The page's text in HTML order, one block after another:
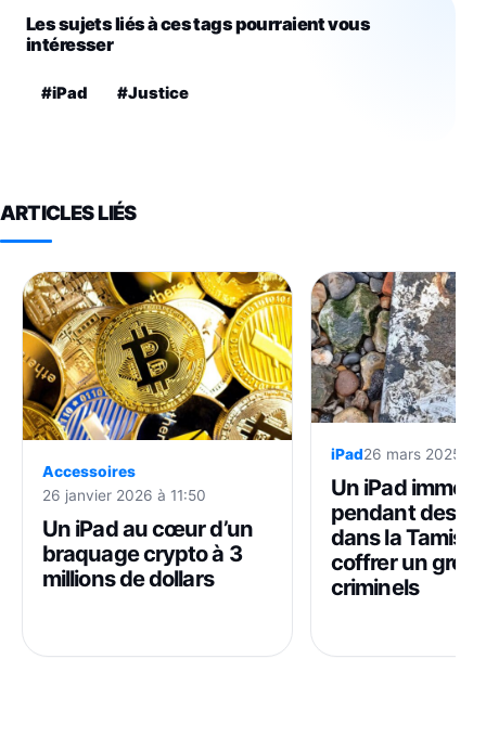
Les sujets liés à ces tags pourraient vous
intéresser
#iPad #Justice
ARTICLES LIÉS
Accessoires
26 janvier 2026 à 11:50
Un iPad au cœur d’un
braquage crypto à 3
millions de dollars
iPad26 mars 2025 à
Un iPad
pendant des
dans la
coffrer un
criminels